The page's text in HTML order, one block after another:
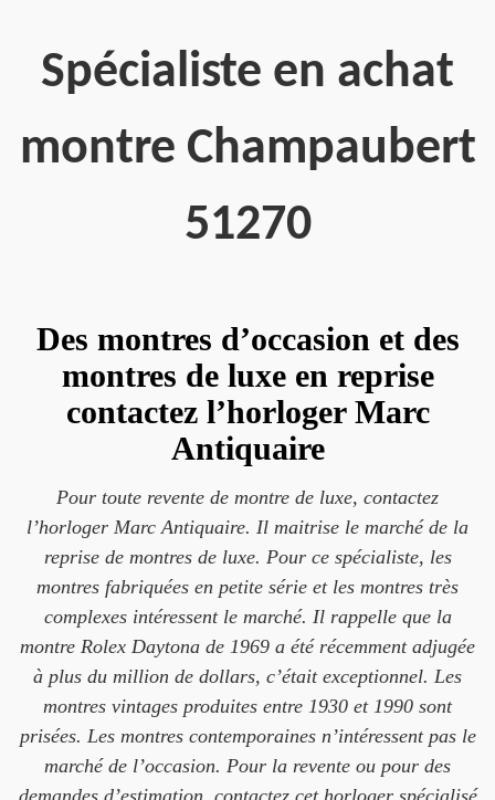
Spécialiste en achat
montre Champaubert
51270
Des montres d’occasion et des
montres de luxe en reprise
contactez l’horloger Marc
Antiquaire
Pour toute revente de montre de luxe, contactez
l’horloger Marc Antiquaire. Il maitrise le marché de la
reprise de montres de luxe. Pour ce spécialiste, les
montres fabriquées en petite série et les montres très
complexes intéressent le marché. Il rappelle que la
montre Rolex Daytona de 1969 a été récemment adjugée
à plus du million de dollars, c’était exceptionnel. Les
montres vintages produites entre 1930 et 1990 sont
prisées. Les montres contemporaines n’intéressent pas le
marché de l’occasion. Pour la revente ou pour des
demandes d’estimation, contactez cet horloger spécialisé